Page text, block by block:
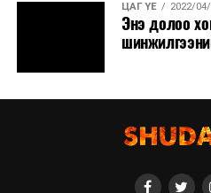
ЦАГ ҮЕ 2022/
Энэ долоо